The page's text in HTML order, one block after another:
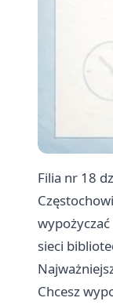
Filia nr 18
sieci
Chcesz